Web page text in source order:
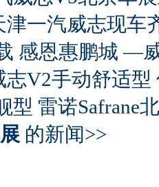
山寨 又奥迪又奔驰
津一汽威志现车
感恩惠鹏城 —
V2手动舒适型
型 雷诺Safrane
的新闻>>